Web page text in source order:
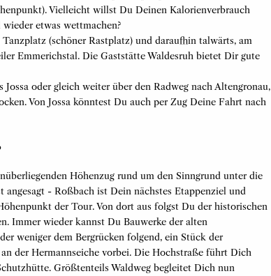
Vielleicht willst Du Deinen Kalorienverbrauch
etwas wettmachen?
(schöner Rastplatz) und daraufhin talwärts, am
Emmerichstal. Die Gaststätte Waldesruh bietet Dir gute
oder gleich weiter über den Radweg nach Altengronau,
Von Jossa könntest Du auch per Zug Deine Fahrt nach
Höhenzug rund um den Sinngrund unter die
- Roßbach ist Dein nächstes Etappenziel und
der Tour. Von dort aus folgst Du der historischen
Immer wieder kannst Du Bauwerke der alten
weniger dem Bergrücken folgend, ein Stück der
der Hermannseiche vorbei. Die Hochstraße führt Dich
Größtenteils Waldweg begleitet Dich nun